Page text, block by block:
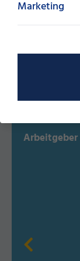
Marketing
Neues von der
Das